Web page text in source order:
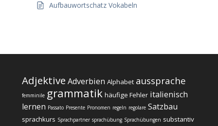
Aufbauwortschatz Vokabeln
Adjektive Adverbien Alphabet aussprache
femminile grammatik häufige Fehler italienisch
lernen Passato Presente Pronomen regeln regolare Satzbau
sprachkurs Sprachpartner sprachübung Sprachübungen substantiv